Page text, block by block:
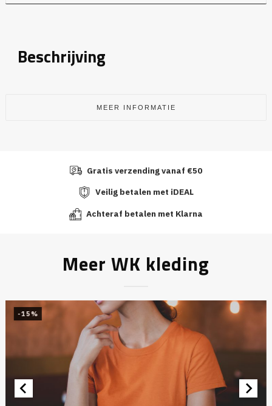
Beschrijving
MEER INFORMATIE
Gratis verzending vanaf €50
Veilig betalen met iDEAL
Achteraf betalen met Klarna
Meer WK kleding
-15%